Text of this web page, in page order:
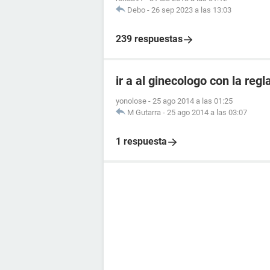
Debo - 26 sep 2023 a las 13:03
239 respuestas
ir a al ginecologo con la
yonolose - 25 ago 2014 a las 01:25
M Gutarra - 25 ago 2014 a las 03:07
1 respuesta